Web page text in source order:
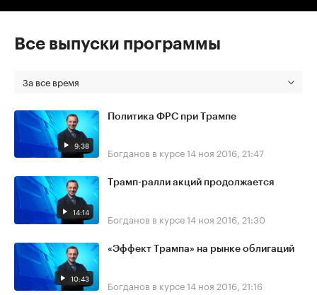
Все выпуски программы
За все время
9:38
Политика ФРС при Трампе
Богданов в курсе14 ноя 2016, 21:47
14:14
Трамп-ралли акций продолжается
Богданов в курсе14 ноя 2016, 21:30
10:43
«Эффект Трампа» на рынке облигаций
Богданов в курсе14 ноя 2016, 21:16